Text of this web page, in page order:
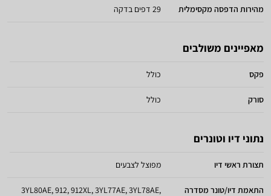
מהירות הדפסה מקסימלית 29 דפים בדקה
מאפיינים משולבים
פקס כולל
סורק כולל
נתוני דיו וטונרים
תצורת ראשי דיו מפוצל לצבעים
התאמת דיו/טונר מסדרה
3YL80AE, 912, 912XL, 3YL77AE, 3YL78AE,